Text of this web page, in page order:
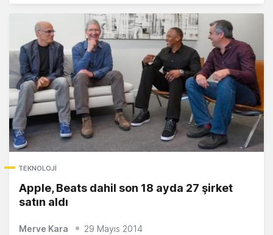
TEKNOLOJI
Apple, Beats dahil son 18 ayda 27 şirket
satın aldı
Merve Kara 29 Mayıs 2014